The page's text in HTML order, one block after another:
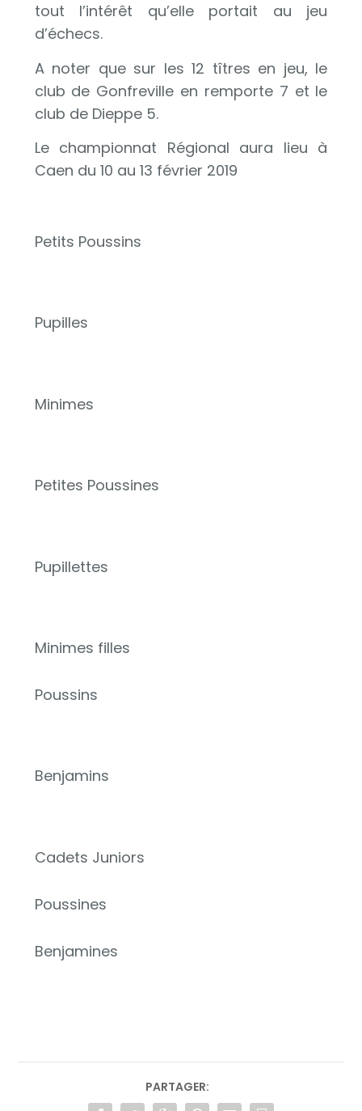
tout l’intérêt qu’elle portait au jeu
d’échecs.
A noter que sur les 12 tîtres en jeu, le
club de Gonfreville en remporte 7 et le
club de Dieppe 5.
Le championnat Régional aura lieu à
Caen du 10 au 13 février 2019
Petits Poussins
Pupilles
Minimes
Petites Poussines
Pupillettes
Minimes filles
Poussins
Benjamins
Cadets Juniors
Poussines
Benjamines
PARTAGER: